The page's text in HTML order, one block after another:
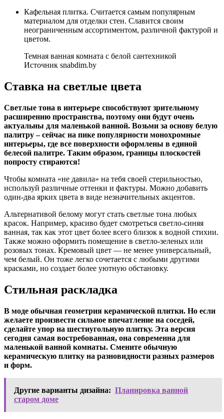
Кафельная плитка. Считается самым популярным
материалом для отделки стен. Славится своим
неограниченным ассортиментом, различной фактурой и
цветом.
Темная ванная комната с белой сантехникой
Источник snabdim.by
Ставка на светлые цвета
Светлые тона в интерьере способствуют зрительному
расширению пространства, поэтому они будут очень
актуальны для маленькой ванной. Возьми за основу белую
палитру – сейчас на пике популярности монохромные
интерьеры, где все поверхности оформлены в единой
белесой палитре. Таким образом, границы плоскостей
попросту стираются!
Чтобы комната «не давила» на тебя своей стерильностью,
используй различные оттенки и фактуры. Можно добавить
один-два ярких цвета в виде незначительных акцентов.
Альтернативой белому могут стать светлые тона любых
красок. Например, красиво будет смотреться светло-синяя
ванная, так как этот цвет более всего близок к водной стихии.
Также можно оформить помещение в светло-зеленых или
розовых тонах. Кремовый цвет — не менее универсальный,
чем белый. Он тоже легко сочетается с любыми другими
красками, но создает более уютную обстановку.
Стильная раскладка
В моде обычная геометрия керамической плитки. Но если
желаете произвести сильное впечатление на соседей,
сделайте упор на шестиугольную плитку. Эта версия
сегодня самая востребованная, она современна для
маленькой ванной комнаты. Смените обычную
керамическую плитку на разновидности разных размеров
и форм.
Другие варианты дизайна: Планировка ванной
старом доме